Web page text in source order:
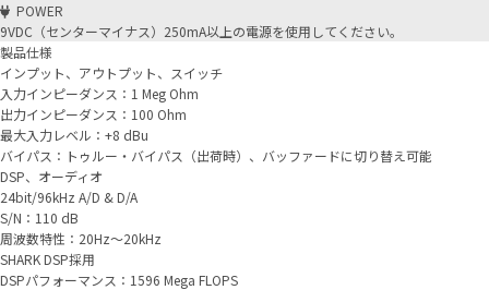
POWER
9VDC（センターマイナス）250mA以上の電源を使用してください。
製品仕様
インプット、アウトプット、スイッチ
入力インピーダンス：1 Meg Ohm
出力インピーダンス：100 Ohm
最大入力レベル：+8 dBu
バイパス：トゥルー・バイパス（出荷時）、バッファードに切り替え可能
DSP、オーディオ
24bit/96kHz A/D & D/A
S/N：110 dB
周波数特性：20Hz～20kHz
SHARK DSP採用
DSPパフォーマンス：1596 Mega FLOPS